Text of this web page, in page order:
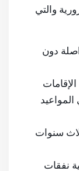
والتي
متواصلة دون
المواعيد
سنوات
نفقات